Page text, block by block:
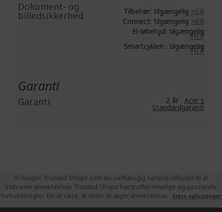
Dokument- og
billedsikkerhed Tilbehør: tilgængelig HER
Connect: tilgængelig HER
El-løbehjul: tilgængelig
HER
Smartcyklen : tilgængelig
HER
Garanti
Garanti 2 år Acer's
Standardgaranti
Vi bruger Trusted Shops som en uafhængig serviceudbyder til at
indsamle anmeldelser. Trusted Shops har truffet rimelige og passende
forholdsregler for at sikre, at dette er ægte anmeldelser.
Flere oplysninger